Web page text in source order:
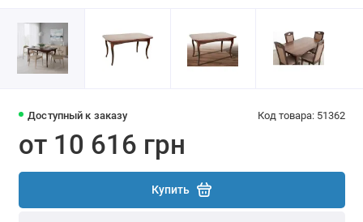
Доступный к заказу Код товара: 51362
от 10 616 грн
Купить